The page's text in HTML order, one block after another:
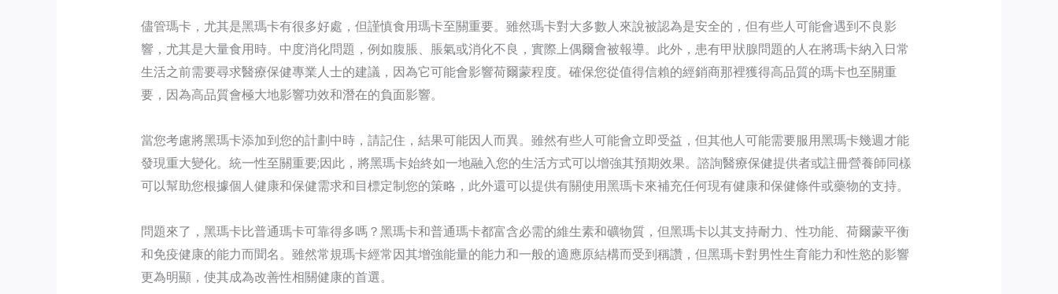
儘管瑪卡，尤其是黑瑪卡有很多好處，但謹慎食用瑪卡至關重要。雖然瑪卡對大多數人來說被認為是安全的，但有些人可能會遇到不良影
響，尤其是大量食用時。中度消化問題，例如腹脹、脹氣或消化不良，實際上偶爾會被報導。此外，患有甲狀腺問題的人在將瑪卡納入日常
生活之前需要尋求醫療保健專業人士的建議，因為它可能會影響荷爾蒙程度。確保您從值得信賴的經銷商那裡獲得高品質的瑪卡也至關重
要，因為高品質會極大地影響功效和潛在的負面影響。
當您考慮將黑瑪卡添加到您的計劃中時，請記住，結果可能因人而異。雖然有些人可能會立即受益，但其他人可能需要服用黑瑪卡幾週才能
發現重大變化。統一性至關重要;因此，將黑瑪卡始終如一地融入您的生活方式可以增強其預期效果。諮詢醫療保健提供者或註冊營養師同樣
可以幫助您根據個人健康和保健需求和目標定制您的策略，此外還可以提供有關使用黑瑪卡來補充任何現有健康和保健條件或藥物的支持。
問題來了，黑瑪卡比普通瑪卡可靠得多嗎？黑瑪卡和普通瑪卡都富含必需的維生素和礦物質，但黑瑪卡以其支持耐力、性功能、荷爾蒙平衡
和免疫健康的能力而聞名。雖然常規瑪卡經常因其增強能量的能力和一般的適應原結構而受到稱讚，但黑瑪卡對男性生育能力和性慾的影響
更為明顯，使其成為改善性相關健康的首選。